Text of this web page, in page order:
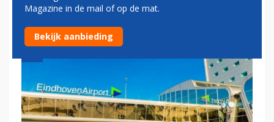
WEER HERVAT
Magazine in de mail of op de mat.
Bekijk aanbieding